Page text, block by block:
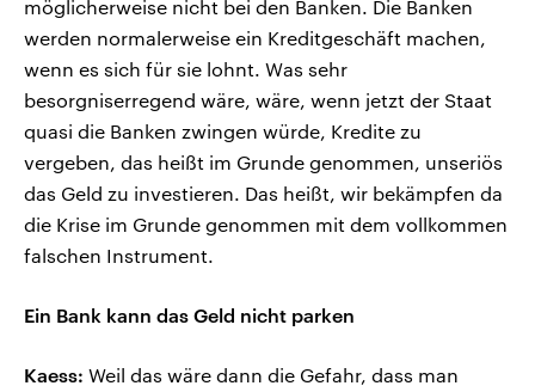
möglicherweise nicht bei den Banken. Die Banken
werden normalerweise ein Kreditgeschäft machen,
wenn es sich für sie lohnt. Was sehr
besorgniserregend wäre, wäre, wenn jetzt der Staat
quasi die Banken zwingen würde, Kredite zu
vergeben, das heißt im Grunde genommen, unseriös
das Geld zu investieren. Das heißt, wir bekämpfen da
die Krise im Grunde genommen mit dem vollkommen
falschen Instrument.
Ein Bank kann das Geld nicht parken
Kaess: Weil das wäre dann die Gefahr, dass man